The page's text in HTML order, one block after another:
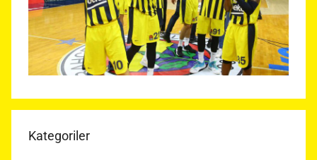
Kategoriler